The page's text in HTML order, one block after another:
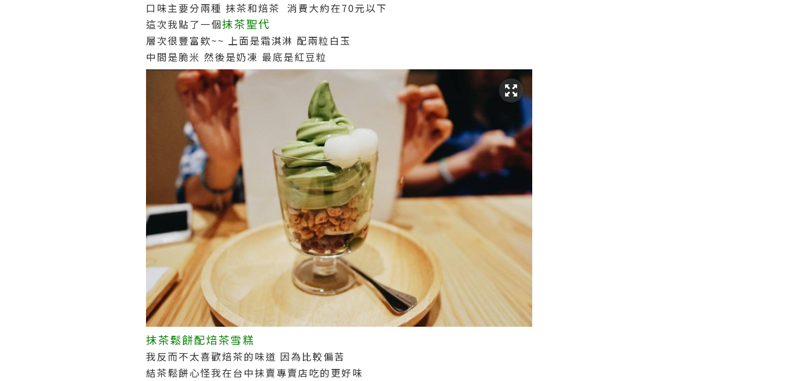
口味主要分兩種 抹茶和焙茶 消費大約在70元以下
這次我點了一個抹茶聖代
層次很豐富欸~~ 上面是霜淇淋 配兩粒白玉
中間是脆米 然後是奶凍 最底是紅豆粒
抹茶鬆餅配焙茶雪糕
我反而不太喜歡焙茶的味道 因為比較偏苦
結茶鬆餅心怪我在台中抹賣專賣店吃的更好味